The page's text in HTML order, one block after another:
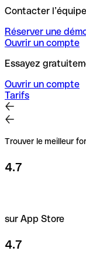
Contacter
Réserver une
Ouvrir un compte
Essayez
Ouvrir un compte
Tarifs
Trouver le meilleur
4.7
sur App Store
4.7